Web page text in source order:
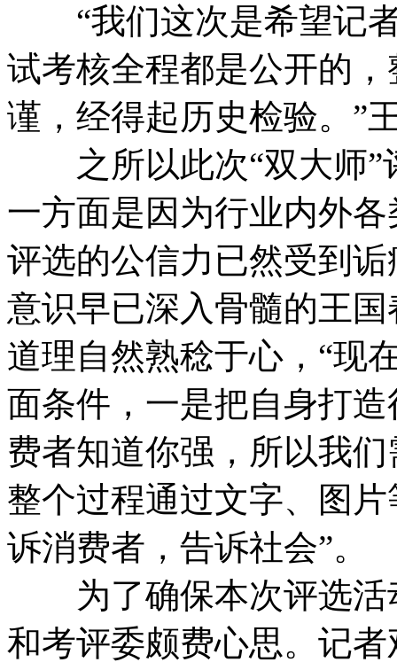
“我们这次是希望记者
试考核全程都是公开的
谨，经得起历史检验。”
之所以此次“双大师”
一方面是因为行业内外
评选的公信力已然受到
意识早已深入骨髓的王
道理自然熟稔于心，“现
面条件，一是把自身打
费者知道你强，所以我
整个过程通过文字、图
诉消费者，告诉社会”。
为了确保本次评选活
和考评委颇费心思。记